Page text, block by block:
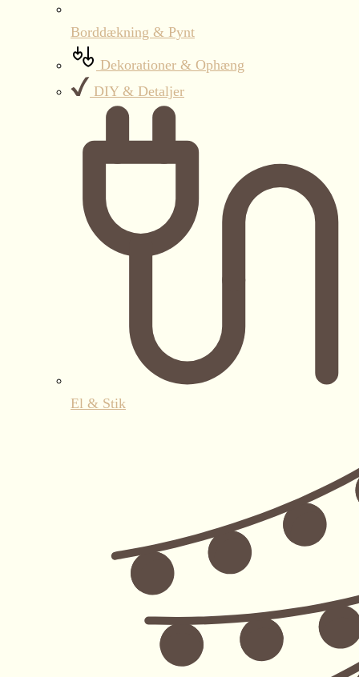
Borddækning & Pynt
Dekorationer & Ophæng
DIY & Detaljer
El & Stik